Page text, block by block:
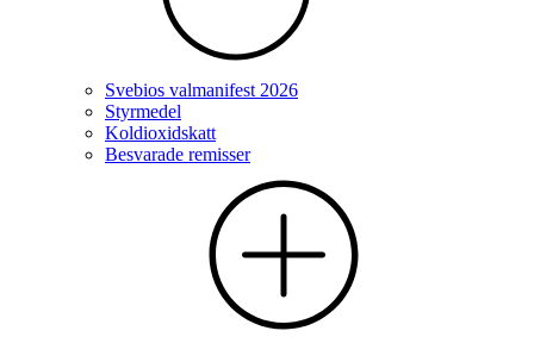
Svebios valmanifest 2026
Styrmedel
Koldioxidskatt
Besvarade remisser